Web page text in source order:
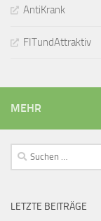
AntiKrank
FITundAttraktiv
MEHR
Suchen
nach:
LETZTE BEITRÄGE